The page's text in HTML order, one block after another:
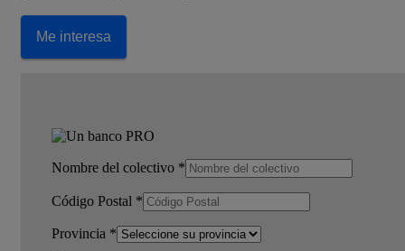
Me interesa
Nombre del colectivo *
Código Postal *
Provincia *